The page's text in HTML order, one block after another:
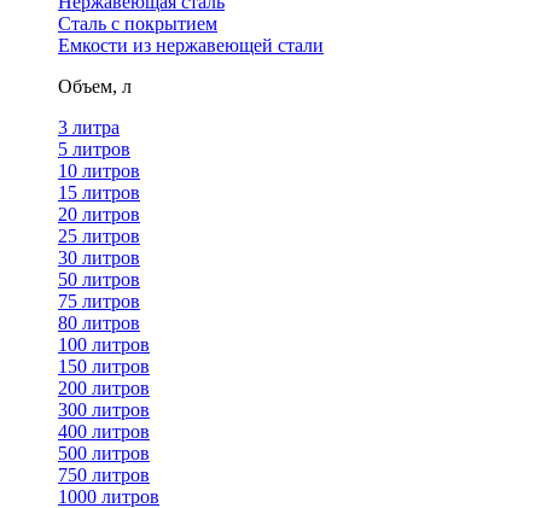
Сталь с покрытием
Емкости из нержавеющей стали
Объем, л
3 литра
5 литров
10 литров
15 литров
20 литров
25 литров
30 литров
50 литров
75 литров
80 литров
100 литров
150 литров
200 литров
300 литров
400 литров
500 литров
750 литров
1000 литров